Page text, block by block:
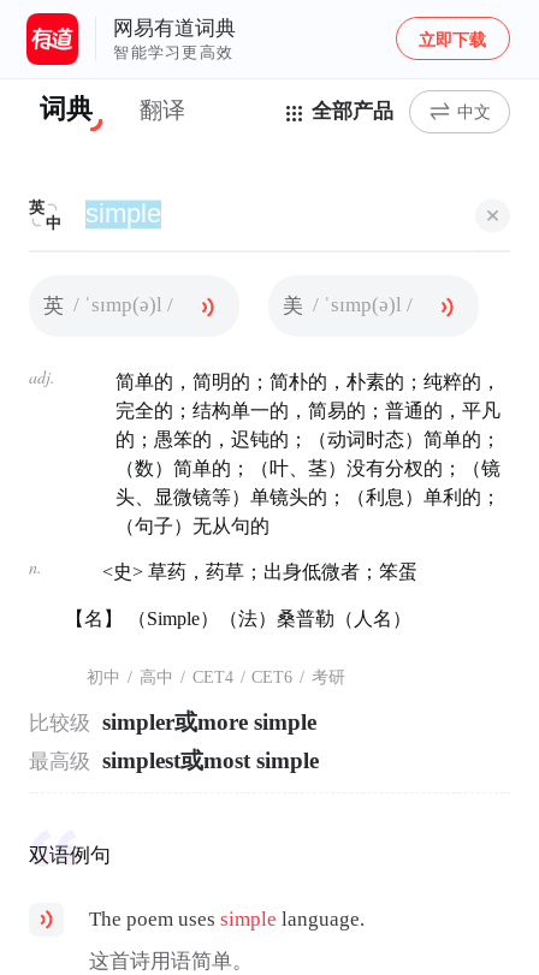
网易有道词典
智能学习更高效
立即下载
词典 翻译 全部产品 中文
英
中
英 / ˈsɪmp(ə)l / 美 / ˈsɪmp(ə)l /
adj.
简单的，简明的；简朴的，朴素的；纯粹的，
完全的；结构单一的，简易的；普通的，平凡
的；愚笨的，迟钝的；（动词时态）简单的；
（数）简单的；（叶、茎）没有分杈的；（镜
头、显微镜等）单镜头的；（利息）单利的；
（句子）无从句的
n. <史> 草药，药草；出身低微者；笨蛋
【名】 （Simple）（法）桑普勒（人名）
初中 / 高中 / CET4 / CET6 / 考研
比较级 simpler或more simple
最高级 simplest或most simple
双语例句
The poem usessimple language.
这首诗用语简单。